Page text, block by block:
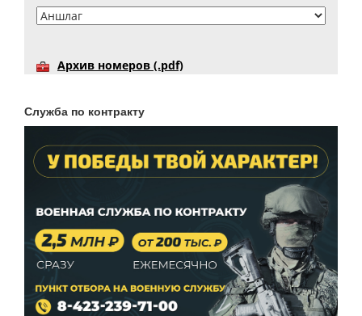
Архив номеров (.pdf)
Служба по контракту